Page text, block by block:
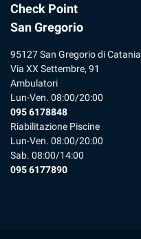
Check Point
San Gregorio
95127 San Gregorio di Catania
Via XX Settembre, 91
Ambulatori
Lun-Ven. 08:00/20:00
095 6178848
Riabilitazione Piscine
Lun-Ven. 08:00/20:00
Sab. 08:00/14:00
095 6177890